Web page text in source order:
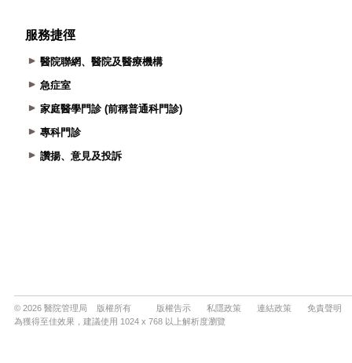
服務捷徑
醫院聯網、醫院及醫療機構
急症室
家庭醫學門診 (前稱普通科門診)
專科門診
讚揚、意見及投訴
© 2026 醫院管理局 版權所有 版權告示 私隱政策 連結政策
免責聲明
為獲得至佳效果，建議使用 1024 x 768 以上解析度瀏覽